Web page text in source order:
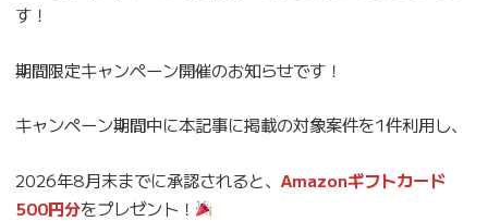
す！
期間限定キャンペーン開催のお知らせです！
キャンペーン期間中に本記事に掲載の対象案件を1件利用し、
2026年8月末までに承認されると、 Amazonギフトカード
500円分をプレゼント！